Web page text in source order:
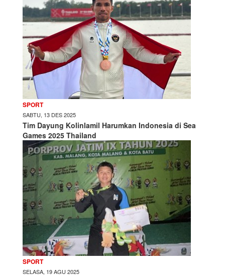
SPORT
SABTU, 13 DES 2025
Tim Dayung Kolinlamil Harumkan Indonesia di Sea
Games 2025 Thailand
SPORT
SELASA, 19 AGU 2025